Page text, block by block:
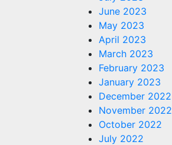
June 2023
May 2023
April 2023
March 2023
February 2023
January 2023
December 2022
November 2022
October 2022
July 2022